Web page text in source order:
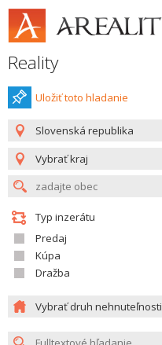
Reality
Uložiť toto hladanie
Slovenská republika
Vybrať kraj
Typ inzerátu
Predaj
Kúpa
Dražba
Vybrať druh nehnuteľnosti